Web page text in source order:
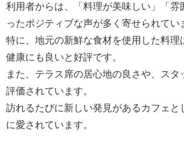
利用者からは、「料理が美味しい」「雰
ったポジティブな声が多く寄せられてい
特に、地元の新鮮な食材を使用した料理
健康にも良いと好評です。
また、テラス席の居心地の良さや、スタ
評価されています。
訪れるたびに新しい発見があるカフェと
に愛されています。